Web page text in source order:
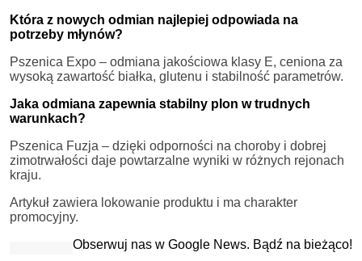
Która z nowych odmian najlepiej odpowiada na
potrzeby młynów?
Pszenica Expo – odmiana jakościowa klasy E, ceniona za
wysoką zawartość białka, glutenu i stabilność parametrów.
Jaka odmiana zapewnia stabilny plon w trudnych
warunkach?
Pszenica Fuzja – dzięki odporności na choroby i dobrej
zimotrwałości daje powtarzalne wyniki w różnych rejonach
kraju.
Artykuł zawiera lokowanie produktu i ma charakter
promocyjny.
Obserwuj nas w Google News. Bądź na bieżąco!